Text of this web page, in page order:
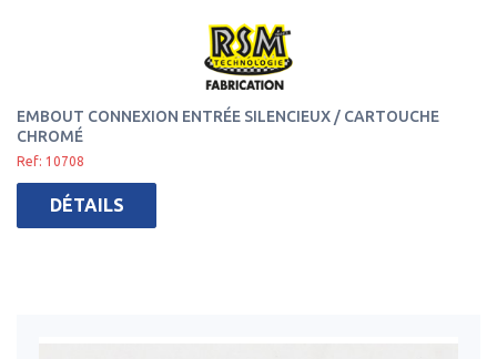
EMBOUT CONNEXION ENTRÉE SILENCIEUX / CARTOUCHE
CHROMÉ
Ref: 10708
DÉTAILS